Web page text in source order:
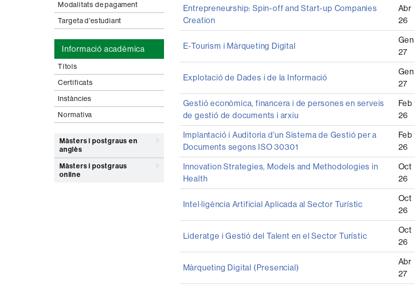
Modalitats de pagament
Targeta d'estudiant
Informació acadèmica
Títols
Certificats
Instàncies
Normativa
Màsters i postgraus en
anglès
Màsters i postgraus
online
Entrepreneurship: Spin-off and Start-up Companies
Creation
Abr
26
E-Tourism i Màrqueting Digital
Gen
27
Explotació de Dades i de la Informació
Gen
27
Gestió econòmica, financera i de persones en serveis
de gestió de documents i arxiu
Feb
26
Implantació i Auditoria d'un Sistema de Gestió per a
Documents segons ISO 30301
Feb
26
Innovation Strategies, Models and Methodologies in
Health
Oct
26
Intel·ligència Artificial Aplicada al Sector Turístic
Oct
26
Lideratge i Gestió del Talent en el Sector Turístic
Oct
26
Màrqueting Digital (Presencial)
Abr
27